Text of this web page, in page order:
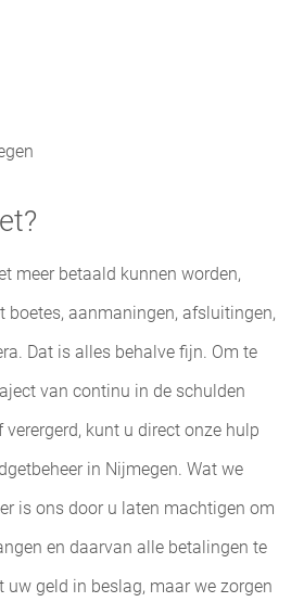
meer betaald kunnen worden,
boetes, aanmaningen, afsluitingen,
Dat is alles behalve fijn. Om te
van continu in de schulden
kunt u direct onze hulp
in Nijmegen. Wat we
is ons door u laten machtigen om
en daarvan alle betalingen te
uw geld in beslag, maar we zorgen